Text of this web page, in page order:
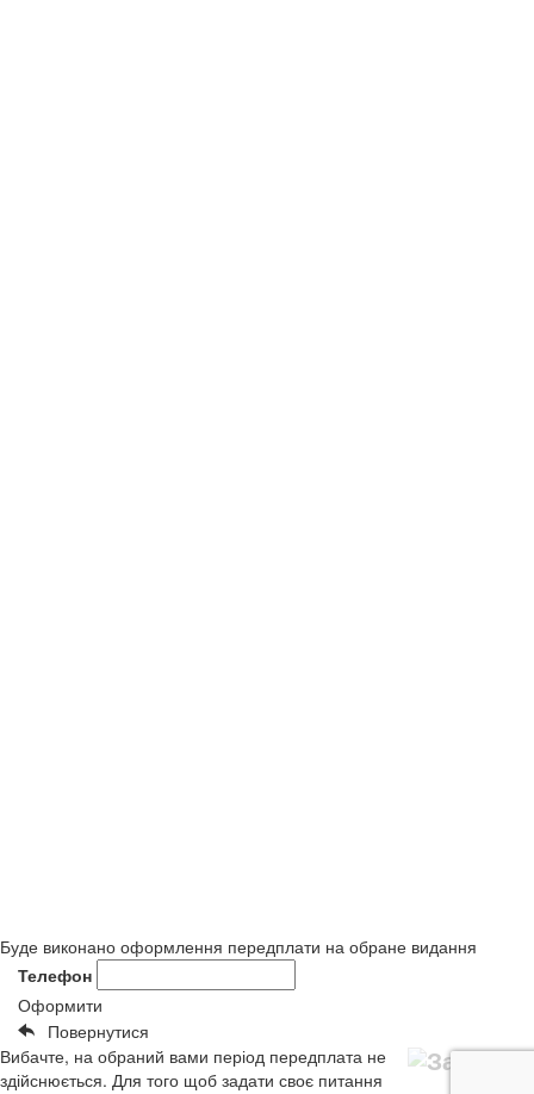
Буде виконано оформлення передплати на обране видання
Телефон
Оформити
Повернутися
Вибачте, на обраний вами період передплата не
здійснюється. Для того щоб задати своє питання